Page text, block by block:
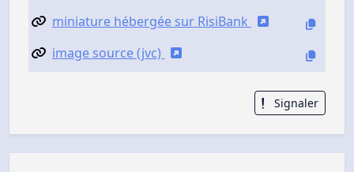
miniature hébergée sur RisiBank
image source (jvc)
Signaler